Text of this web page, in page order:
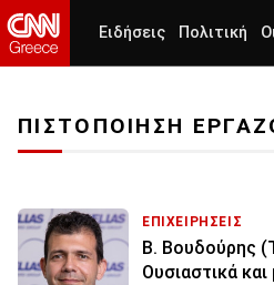
Ειδήσεις Πολιτική
ΠΙΣΤΟΠΟΙΗΣΗ
ΕΠΙΧΕΙΡΗΣΕΙΣ
Β. Βουδούρης
Ουσιαστικά